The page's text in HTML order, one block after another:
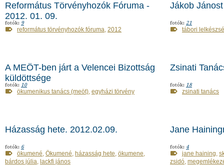
Református Törvényhozók Fóruma -
2012. 01. 09.
fotók: 9
református törvényhozók fóruma, 2012
Jákob
fotók: 21
tábori
A MEÖT-ben járt a Velencei Bizottság
küldöttsége
fotók: 10
ökumenikus tanács (meöt), egyházi törvény
Zsinati
fotók: 18
zsinati tanács
Házasság hete. 2012.02.09.
fotók: 6
ökumené, Ökumené, házasság hete, ökumene,
bárdos júlia, lackfi jános
Jane
fotók: 4
jane haining,
zsidó,